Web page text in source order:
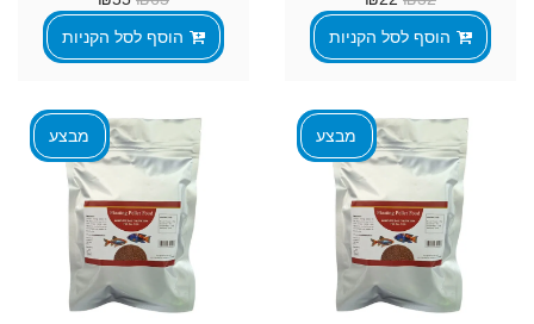
הוסף לסל הקניות
הוסף לסל הקניות
מבצע מבצע